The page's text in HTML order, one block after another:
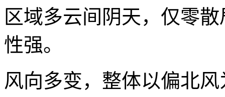
区域多云间阴天，仅零
性强。
风向多变，整体以偏北